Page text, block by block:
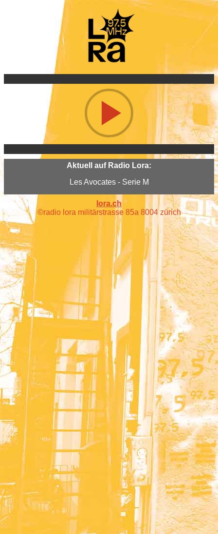
Aktuell auf Radio Lora:
Les Avocates - Serie M
lora.ch
©radio lora militärstrasse 85a 8004 zürich